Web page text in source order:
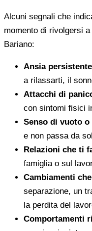
Alcuni segnali che
momento di rivolgersi
Bariano:
Ansia persistente
a rilassarti, il
Attacchi di
con sintomi fisici
Senso di vuoto
e non passa da
Relazioni che ti
famiglia o sul
Cambiamenti
separazione, un
la perdita del
Comportamenti